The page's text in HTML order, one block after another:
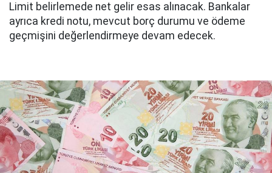
Limit belirlemede net gelir esas alınacak. Bankalar
ayrıca kredi notu, mevcut borç durumu ve ödeme
geçmişini değerlendirmeye devam edecek.